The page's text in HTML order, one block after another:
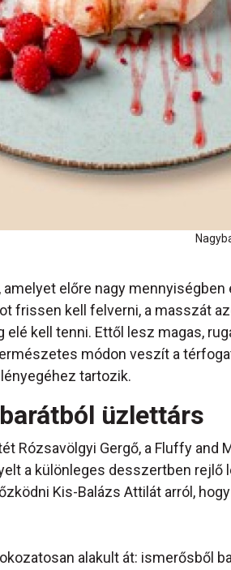
előre nagy mennyiségben
frissen kell felverni, a masszát
elé kell tenni. Ettől lesz magas,
módon veszít a
tartozik.
üzlettárs
Rózsavölgyi Gergő, a Fluffy and
a különleges desszertben rejlő
Kis-Balázs Attilát arról,
alakult át: ismerősből